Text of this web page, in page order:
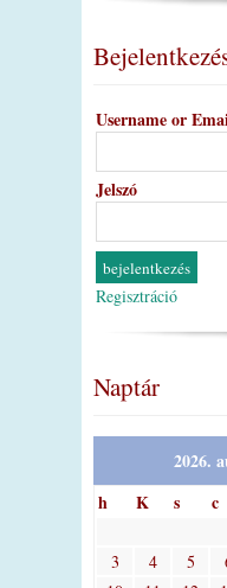
Username or
Jelszó
Regisztráció
Naptár
2026.
h
K s c
3
4 5